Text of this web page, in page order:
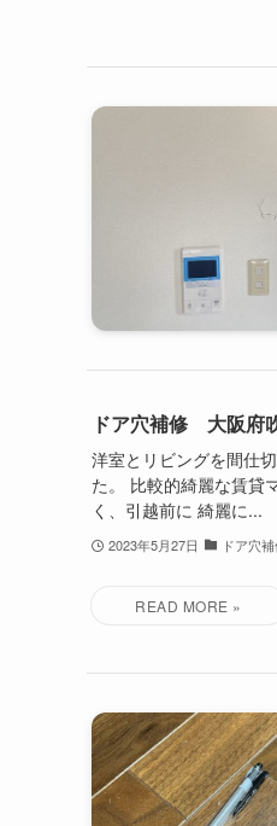
ドア穴補修 大阪府
洋室とリビングを間仕
た。 比較的綺麗な賃貸
く、引越前に 綺麗に...
2023年5月27日 ドア穴